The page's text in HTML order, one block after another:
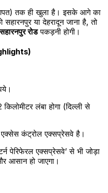
तक ही खुला है। इसके आगे का
सहारनपुर या देहरादून जाना है, तो
रोडपकड़नी होगी।
लंबा होगा (दिल्ली से
कंट्रोल एक्सप्रेसवे है।
पेरिफेरल एक्सप्रेसवे’ से भी जोड़ा
हो जाएगा।